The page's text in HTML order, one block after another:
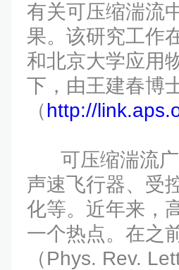
有关可压缩湍流
果。该研究工作
和北京大学应用
下，由王建春博
（http://
可压缩湍流广
声速飞行器、受
化等。近年来，
一个热点。在之
（Phys. Rev.